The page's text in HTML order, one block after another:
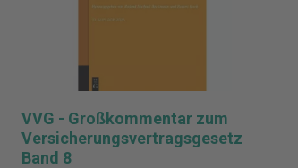
VVG - Großkommentar zum
Versicherungsvertragsgesetz
Band 8